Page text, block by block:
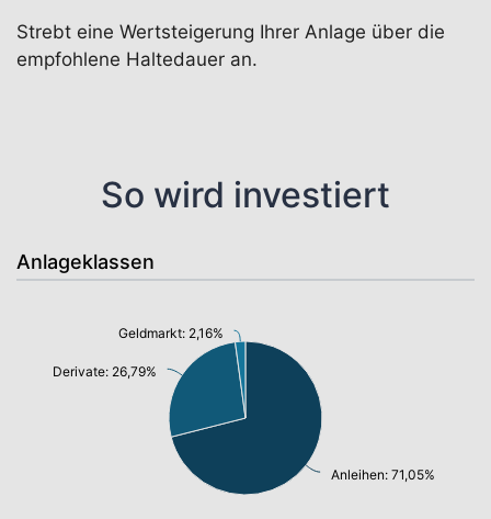
Strebt eine Wertsteigerung Ihrer Anlage über die
empfohlene Haltedauer an.
So wird investiert
Anlageklassen
Anleihen: 71,05%
Derivate: 26,79%
Geldmarkt: 2,16%